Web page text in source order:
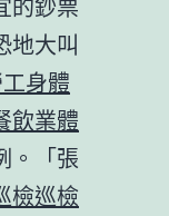
地大叫
身體
飲業體
。「張
檢巡檢